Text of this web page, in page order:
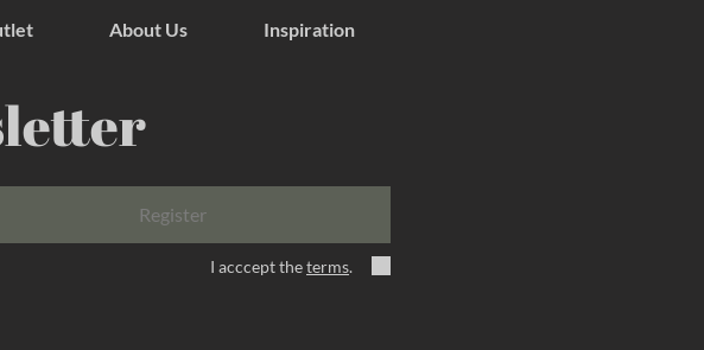
About Us Inspiration
Register
I acccept theterms.